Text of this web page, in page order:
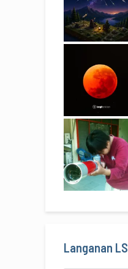
Langanan LS